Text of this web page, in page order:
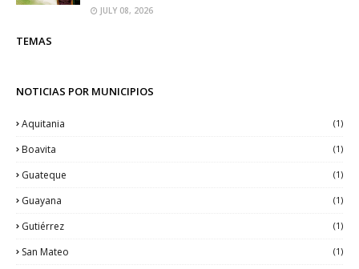
JULY 08, 2026
TEMAS
NOTICIAS POR MUNICIPIOS
Aquitania (1)
Boavita (1)
Guateque (1)
Guayana (1)
Gutiérrez (1)
San Mateo (1)